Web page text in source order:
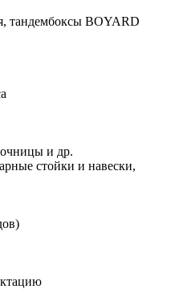
тандембоксы BOYARD
и др.
стойки и навески,